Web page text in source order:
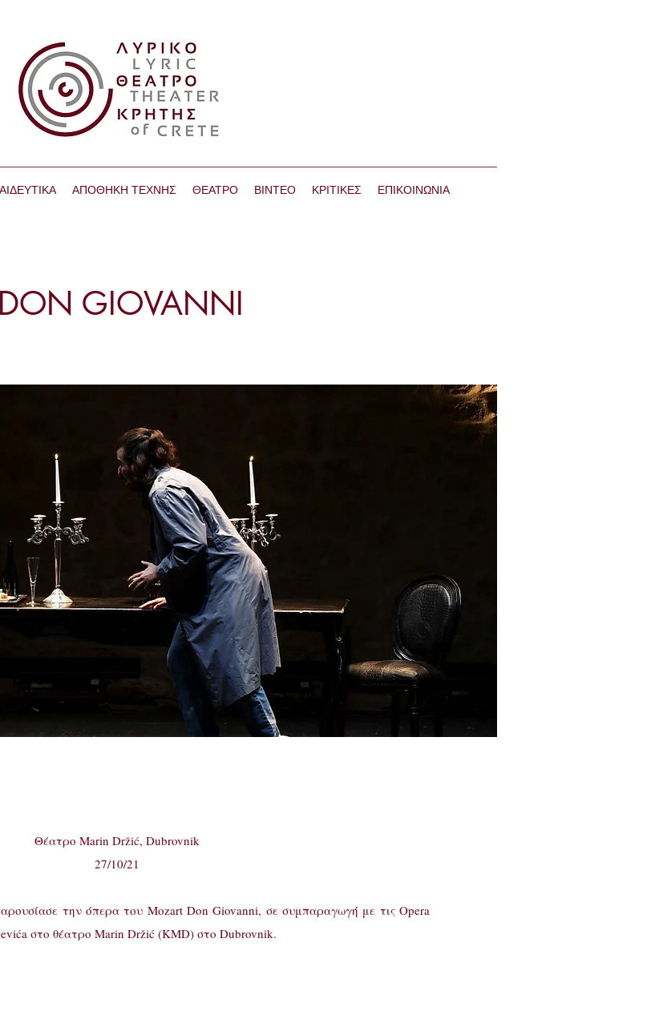
ΑΠΟΘΗΚΗ ΤΕΧΝΗΣ ΘΕΑΤΡΟ ΒΙΝΤΕΟ ΚΡΙΤΙΚΕΣ ΕΠΙΚΟΙΝΩΝΙΑ
DON GIOVANNI
Θέατρο Marin Držić, Dubrovnik
27/10/21
την όπερα του Mozart Don Giovanni, σε συμπαραγωγή με τις Opera
στο θέατρο Marin Držić (KMD) στο Dubrovnik.